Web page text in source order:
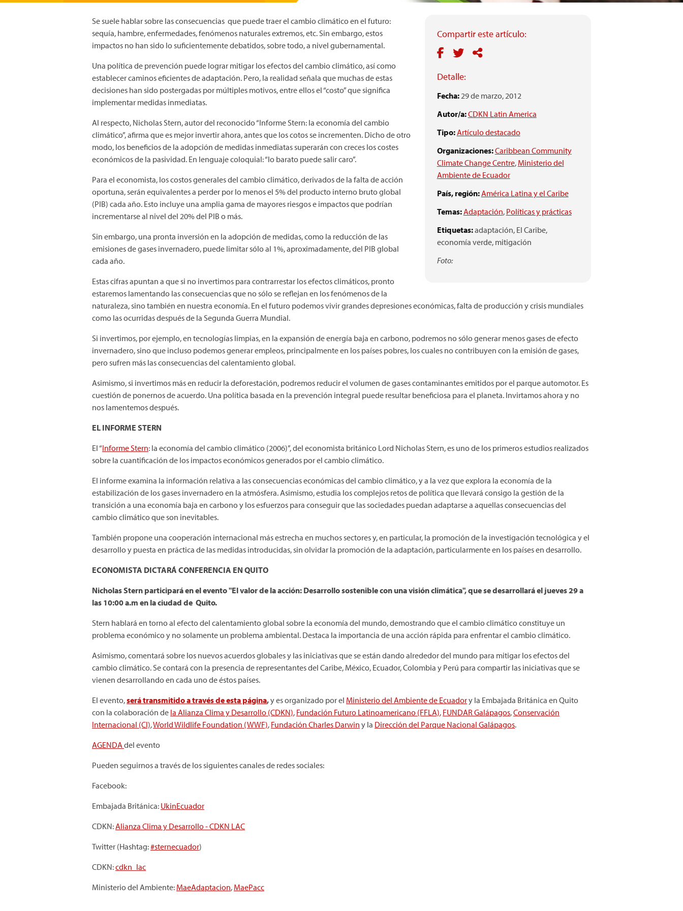
Compartir este artículo:
Detalle:
Fecha:29 de marzo, 2012
Autor/a:CDKN Latin America
Tipo:Artículo destacado
Organizaciones:Caribbean Community
Climate Change Centre, Ministerio del
Ambiente de Ecuador
País, región:América Latina y el Caribe
Temas:Adaptación, Políticas y prácticas
Etiquetas:adaptación, El Caribe,
economía verde, mitigación
Foto:
Se suele hablar sobre las consecuencias que puede traer el cambio climático en el futuro:
sequía, hambre, enfermedades, fenómenos naturales extremos, etc. Sin embargo, estos
impactos no han sido lo suficientemente debatidos, sobre todo, a nivel gubernamental.
Una política de prevención puede lograr mitigar los efectos del cambio climático, así como
establecer caminos eficientes de adaptación. Pero, la realidad señala que muchas de estas
decisiones han sido postergadas por múltiples motivos, entre ellos el “costo” que significa
implementar medidas inmediatas.
Al respecto, Nicholas Stern, autor del reconocido “Informe Stern: la economía del cambio
climático”, afirma que es mejor invertir ahora, antes que los cotos se incrementen. Dicho de otro
modo, los beneficios de la adopción de medidas inmediatas superarán con creces los costes
económicos de la pasividad. En lenguaje coloquial: “lo barato puede salir caro”.
Para el economista, los costos generales del cambio climático, derivados de la falta de acción
oportuna, serán equivalentes a perder por lo menos el 5% del producto interno bruto global
(PIB) cada año. Esto incluye una amplia gama de mayores riesgos e impactos que podrían
incrementarse al nivel del 20% del PIB o más.
Sin embargo, una pronta inversión en la adopción de medidas, como la reducción de las
emisiones de gases invernadero, puede limitar sólo al 1%, aproximadamente, del PIB global
cada año.
Estas cifras apuntan a que si no invertimos para contrarrestar los efectos climáticos, pronto
estaremos lamentando las consecuencias que no sólo se reflejan en los fenómenos de la
naturaleza, sino también en nuestra economía. En el futuro podemos vivir grandes depresiones económicas, falta de producción y crisis mundiales
como las ocurridas después de la Segunda Guerra Mundial.
Si invertimos, por ejemplo, en tecnologías limpias, en la expansión de energía baja en carbono, podremos no sólo generar menos gases de efecto
invernadero, sino que incluso podemos generar empleos, principalmente en los países pobres, los cuales no contribuyen con la emisión de gases,
pero sufren más las consecuencias del calentamiento global.
Asimismo, si invertimos más en reducir la deforestación, podremos reducir el volumen de gases contaminantes emitidos por el parque automotor. Es
cuestión de ponernos de acuerdo. Una política basada en la prevención integral puede resultar beneficiosa para el planeta. Invirtamos ahora y no
nos lamentemos después.
EL INFORME STERN
El “Informe Stern: la economía del cambio climático (2006)”, del economista británico Lord Nicholas Stern, es uno de los primeros estudios realizados
sobre la cuantificación de los impactos económicos generados por el cambio climático.
El informe examina la información relativa a las consecuencias económicas del cambio climático, y a la vez que explora la economía de la
estabilización de los gases invernadero en la atmósfera. Asimismo, estudia los complejos retos de política que llevará consigo la gestión de la
transición a una economía baja en carbono y los esfuerzos para conseguir que las sociedades puedan adaptarse a aquellas consecuencias del
cambio climático que son inevitables.
También propone una cooperación internacional más estrecha en muchos sectores y, en particular, la promoción de la investigación tecnológica y el
desarrollo y puesta en práctica de las medidas introducidas, sin olvidar la promoción de la adaptación, particularmente en los países en desarrollo.
ECONOMISTA DICTARÁ CONFERENCIA EN QUITO
Nicholas Stern participará en el evento "El valor de la acción: Desarrollo sostenible con una visión climática", que se desarrollará el jueves 29 a
las 10:00 a.m en la ciudad de Quito.
Stern hablará en torno al efecto del calentamiento global sobre la economía del mundo, demostrando que el cambio climático constituye un
problema económico y no solamente un problema ambiental. Destaca la importancia de una acción rápida para enfrentar el cambio climático.
Asimismo, comentará sobre los nuevos acuerdos globales y las iniciativas que se están dando alrededor del mundo para mitigar los efectos del
cambio climático. Se contará con la presencia de representantes del Caribe, México, Ecuador, Colombia y Perú para compartir las iniciativas que se
vienen desarrollando en cada uno de éstos países.
El evento,será transmitido a través de esta página,y es organizado por el Ministerio del Ambiente de Ecuadory la Embajada Británica en Quito
con la colaboración de la Alianza Clima y Desarrollo (CDKN), Fundación Futuro Latinoamericano (FFLA), FUNDAR Galápagos,Conservación
Internacional (CI),World Wildlife Foundation (WWF), Fundación Charles Darwin y la Dirección del Parque Nacional Galápagos.
AGENDAdel evento
Pueden seguirnos a través de los siguientes canales de redes sociales:
Facebook:
Embajada Británica: UkinEcuador
CDKN:Alianza Clima y Desarrollo - CDKN LAC
Twitter (Hashtag:#sternecuador)
CDKN:cdkn_lac
Ministerio del Ambiente: MaeAdaptacion, MaePacc